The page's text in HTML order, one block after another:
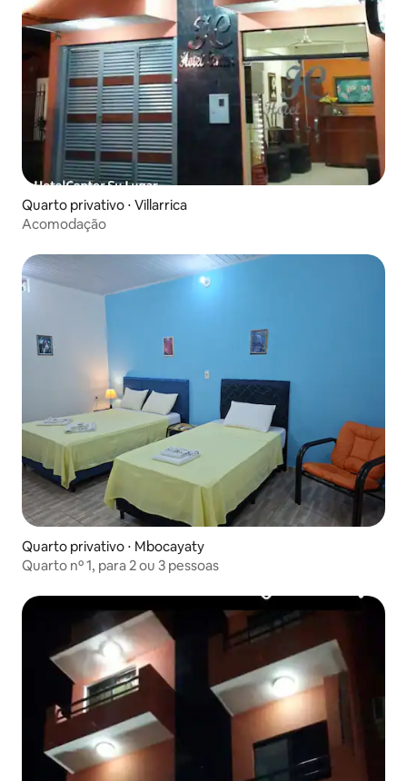
Quarto privativo ⋅ Villarrica
Acomodação
Quarto privativo ⋅ Mbocayaty
Quarto nº 1, para 2 ou 3 pessoas